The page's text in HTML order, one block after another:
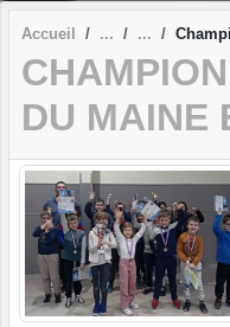
Accueil
DU MAINE